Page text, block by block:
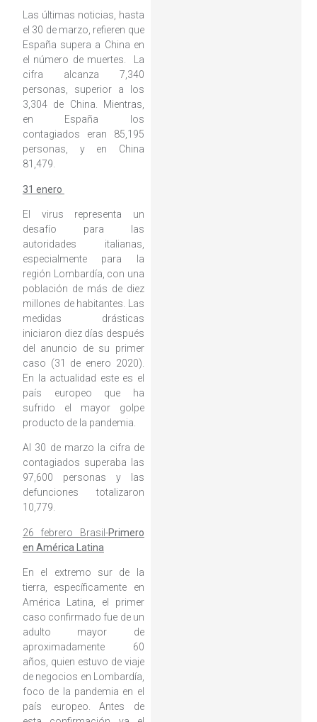
Las últimas noticias, hasta
el 30 de marzo, refieren que
España supera a China en
el número de muertes. La
cifra alcanza 7,340
personas, superior a los
3,304 de China. Mientras,
en España los
contagiados eran 85,195
personas, y en China
81,479.
31 enero
El virus representa un
desafío para las
autoridades italianas,
especialmente para la
región Lombardía, con una
población de más de diez
millones de habitantes. Las
medidas drásticas
iniciaron diez días después
del anuncio de su primer
caso (31 de enero 2020).
En la actualidad este es el
país europeo que ha
sufrido el mayor golpe
producto de la pandemia.
Al 30 de marzo la cifra de
contagiados superaba las
97,600 personas y las
defunciones totalizaron
10,779.
26 febrero Brasil-Primero
en América Latina
En el extremo sur de la
tierra, específicamente en
América Latina, el primer
caso confirmado fue de un
adulto mayor de
aproximadamente 60
años, quien estuvo de viaje
de negocios en Lombardía,
foco de la pandemia en el
país europeo. Antes de